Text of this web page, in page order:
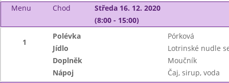
Menu
Chod
Středa 16. 12. 2020
(8:00 - 15:00)
1
Polévka
Pórková
Jídlo
Lotrinské nudle
Doplněk
Moučník
Nápoj
Čaj, sirup, voda